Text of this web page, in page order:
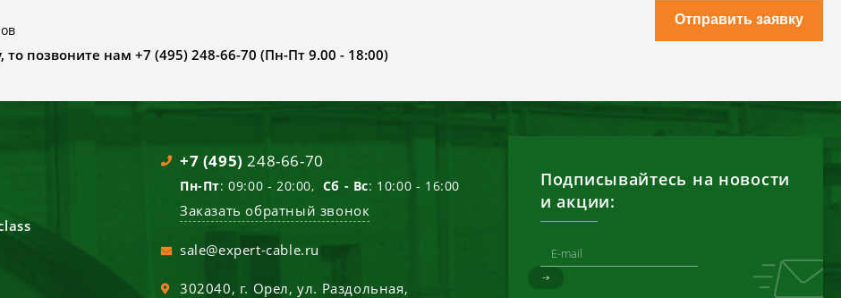
позвоните нам +7 (495) 248-66-70 (Пн-Пт 9.00 - 18:00)
Отправить заявку
+7 (495) 248-66-70
Пн-Пт: 09:00 - 20:00, Сб - Вс: 10:00 - 16:00
Заказать обратный звонок
sale@expert-cable.ru
302040, г. Орел,ул. Раздольная,
Подписывайтесь на новости
и акции: